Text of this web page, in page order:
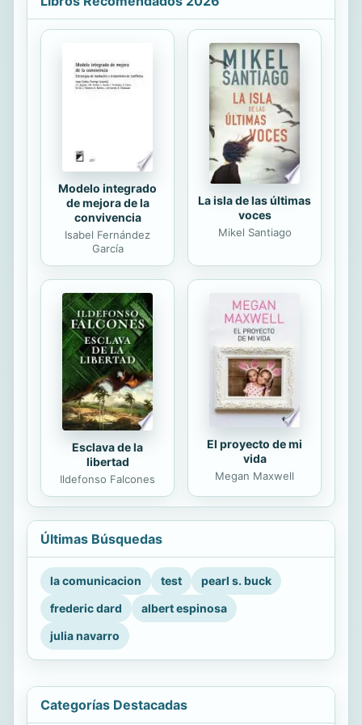
duró 58 horas, 35 minutos y 58
segundos, curiosidades de la
zoofarmacognosia... Todo esto y
más, un libro entero de cosas que
nunca supiste que te iban a
interesar, es lo que encierra este
maravilloso y único compendio.
Modelo integrado
de mejora de la
convivencia
Isabel Fernández
García
La isla de las últimas
voces
Mikel Santiago
Esclava de la
libertad
Ildefonso Falcones
El proyecto de mi
vida
Megan Maxwell
Últimas Búsquedas
la comunicacion test
pearl s. buck
frederic dard
albert espinosa
julia navarro
Categorías Destacadas